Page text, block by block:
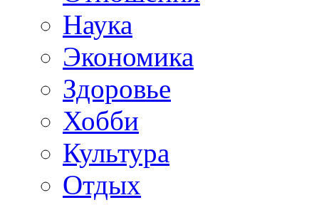
Наука
Экономика
Здоровье
Хобби
Культура
Отдых